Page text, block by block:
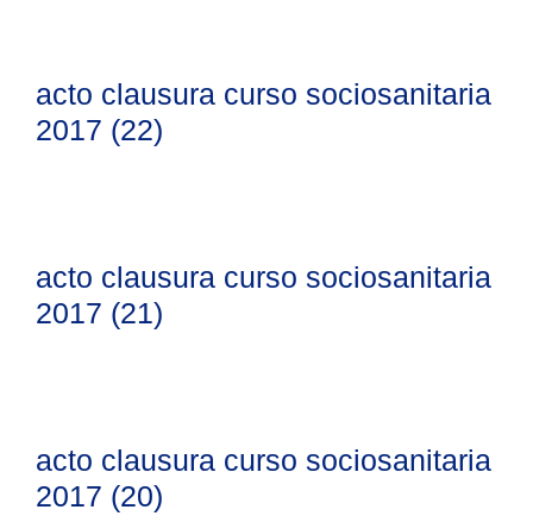
acto clausura curso sociosanitaria
2017 (22)
acto clausura curso sociosanitaria
2017 (21)
acto clausura curso sociosanitaria
2017 (20)